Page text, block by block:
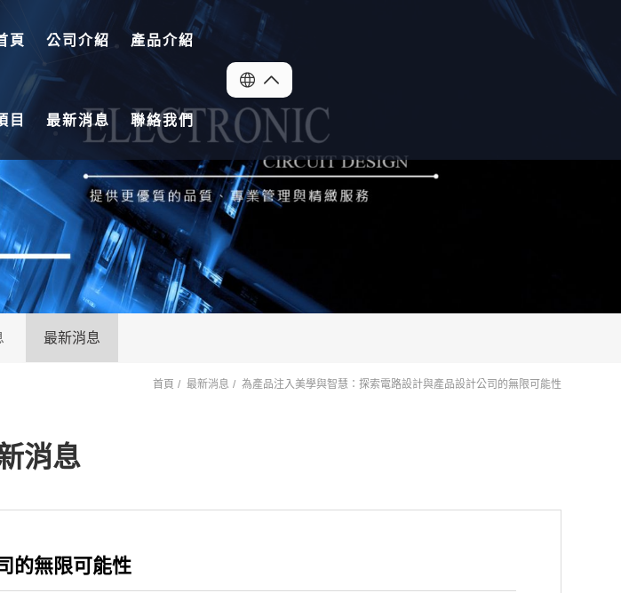
頁 公司介紹 產品介紹
目 最新消息 聯絡我們
最新消息
首頁 最新消息 為產品注入美學與智慧：探索電路設計與產品設計公司的無限可能性
消息
的無限可能性